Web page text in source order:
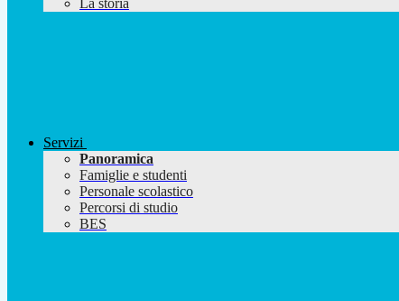
La storia
Servizi
Panoramica
Famiglie e studenti
Personale scolastico
Percorsi di studio
BES